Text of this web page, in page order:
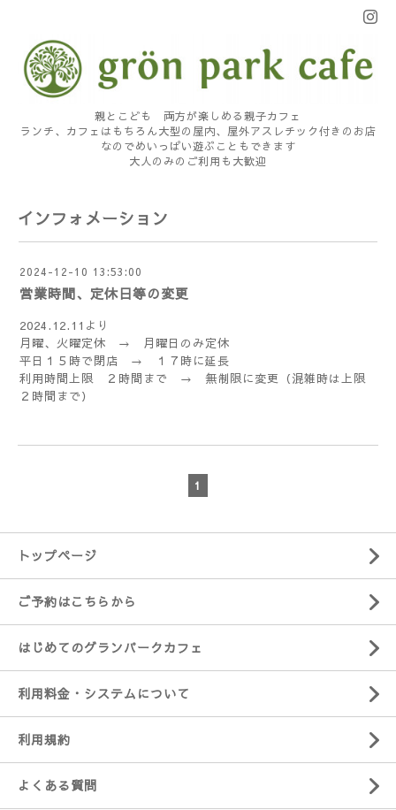
親とこども 両方が楽しめる親子カフェ
ランチ、カフェはもちろん大型の屋内、屋外アスレチック付きのお店
なのでめいっぱい遊ぶこともできます
大人のみのご利用も大歓迎
インフォメーション
2024-12-10 13:53:00
営業時間、定休日等の変更
2024.12.11より
月曜、火曜定休 → 月曜日のみ定休
平日１５時で閉店 → １７時に延長
利用時間上限 ２時間まで → 無制限に変更（混雑時は上限
２時間まで）
1
トップページ
ご予約はこちらから
はじめてのグランパークカフェ
利用料金・システムについて
利用規約
よくある質問